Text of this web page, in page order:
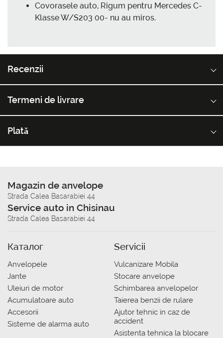
Covorasele auto, Rigum pentru Mercedes C-
Klasse W/S203 00- nu au miros.
Recenzii
Termeni de livrare
Plată
Magazin de anvelope
Strada Calea Basarabiei 44
Service auto in Chisinau
Strada Calea Basarabiei 44
Каталог
Anvelopele
Jante
Uleiuri de motor
Acumulatoare auto
Accesorii
Sisteme de alarma auto
Servicii
Vulcanizare Mobila
Stocare anvelope
Schimbarea anvelopelor
Taierea benzii de rulare
Ajutor tehnic in caz de
accident
Asistenta tehnica la blocare